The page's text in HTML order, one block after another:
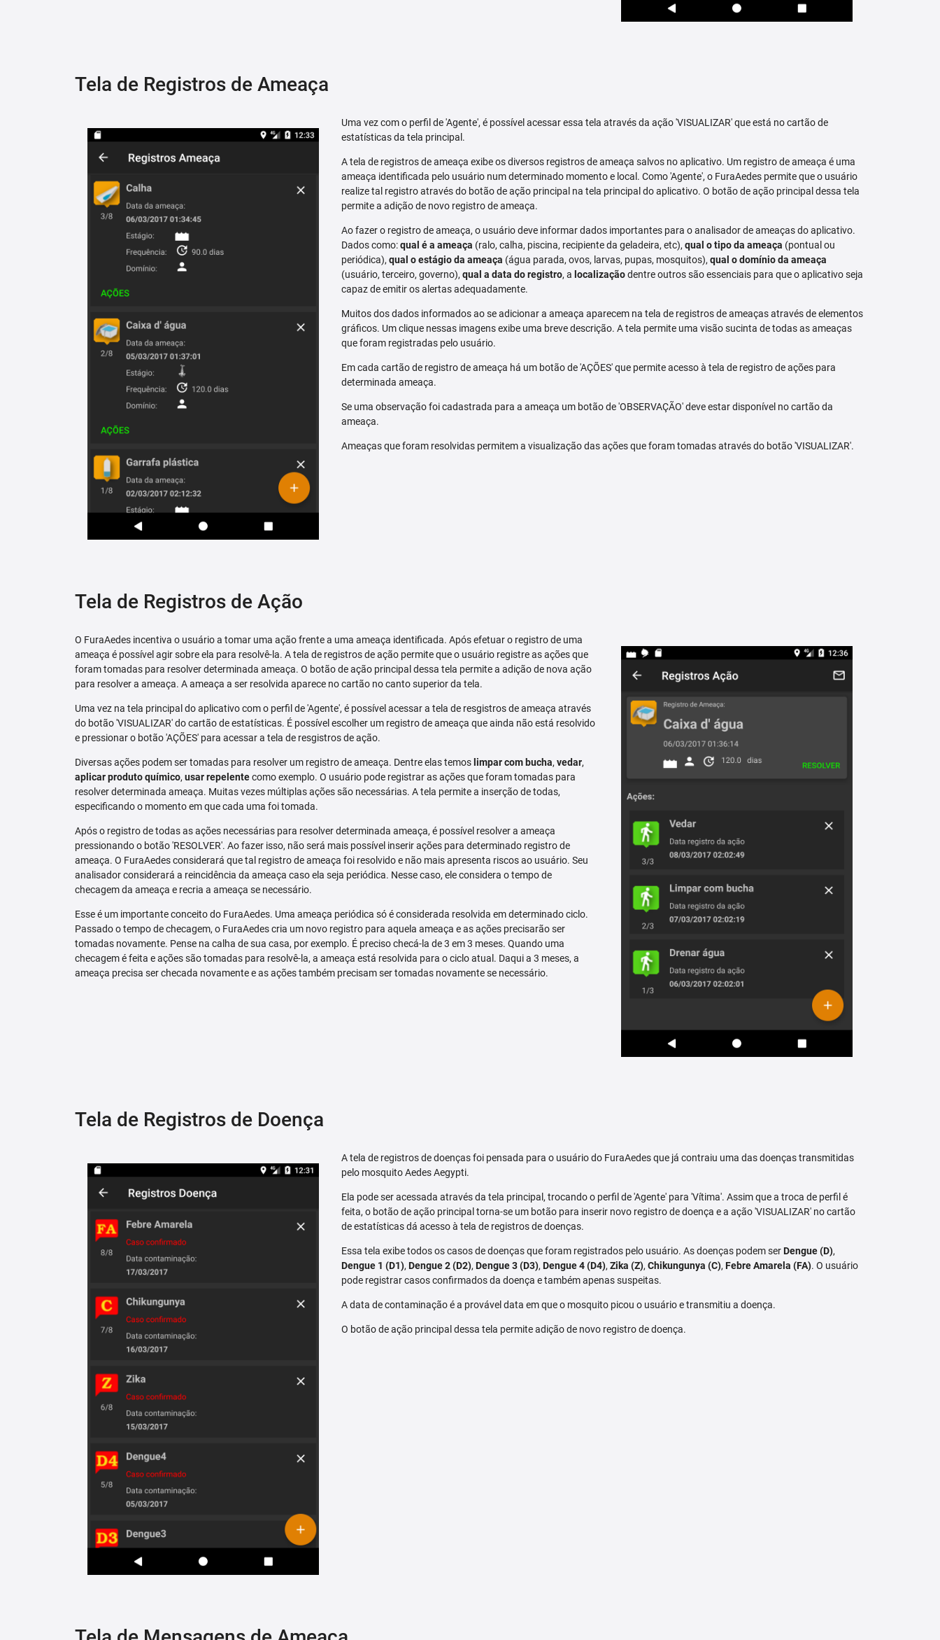
Tela de Registros de Ameaça
Uma vez com o perfil de 'Agente', é possível acessar essa tela através da ação 'VISUALIZAR' que está no cartão de
estatísticas da tela principal.
A tela de registros de ameaça exibe os diversos registros de ameaça salvos no aplicativo. Um registro de ameaça é uma
ameaça identificada pelo usuário num determinado momento e local. Como 'Agente', o FuraAedes permite que o usuário
realize tal registro através do botão de ação principal na tela principal do aplicativo. O botão de ação principal dessa tela
permite a adição de novo registro de ameaça.
Ao fazer o registro de ameaça, o usuário deve informar dados importantes para o analisador de ameaças do aplicativo.
Dados como:qual é a ameaça (ralo, calha, piscina, recipiente da geladeira, etc),qual o tipo da ameaça (pontual ou
periódica),qual o estágio da ameaça (água parada, ovos, larvas, pupas, mosquitos),qual o domínio da ameaça
(usuário, terceiro, governo),qual a data do registro, a localizaçãodentre outros são essenciais para que o aplicativo seja
capaz de emitir os alertas adequadamente.
Muitos dos dados informados ao se adicionar a ameaça aparecem na tela de registros de ameaças através de elementos
gráficos. Um clique nessas imagens exibe uma breve descrição. A tela permite uma visão sucinta de todas as ameaças
que foram registradas pelo usuário.
Em cada cartão de registro de ameaça há um botão de 'AÇÕES' que permite acesso à tela de registro de ações para
determinada ameaça.
Se uma observação foi cadastrada para a ameaça um botão de 'OBSERVAÇÃO' deve estar disponível no cartão da
ameaça.
Ameaças que foram resolvidas permitem a visualização das ações que foram tomadas através do botão 'VISUALIZAR'.
Tela de Registros de Ação
O FuraAedes incentiva o usuário a tomar uma ação frente a uma ameaça identificada. Após efetuar o registro de uma
ameaça é possível agir sobre ela para resolvê-la. A tela de registros de ação permite que o usuário registre as ações que
foram tomadas para resolver determinada ameaça. O botão de ação principal dessa tela permite a adição de nova ação
para resolver a ameaça. A ameaça a ser resolvida aparece no cartão no canto superior da tela.
Uma vez na tela principal do aplicativo com o perfil de 'Agente', é possível acessar a tela de resgistros de ameaça através
do botão 'VISUALIZAR' do cartão de estatísticas. É possível escolher um registro de ameaça que ainda não está resolvido
e pressionar o botão 'AÇÕES' para acessar a tela de resgistros de ação.
Diversas ações podem ser tomadas para resolver um registro de ameaça. Dentre elas temos limpar com bucha, vedar,
aplicar produto químico, usar repelentecomo exemplo. O usuário pode registrar as ações que foram tomadas para
resolver determinada ameaça. Muitas vezes múltiplas ações são necessárias. A tela permite a inserção de todas,
especificando o momento em que cada uma foi tomada.
Após o registro de todas as ações necessárias para resolver determinada ameaça, é possível resolver a ameaça
pressionando o botão 'RESOLVER'. Ao fazer isso, não será mais possível inserir ações para determinado registro de
ameaça. O FuraAedes considerará que tal registro de ameaça foi resolvido e não mais apresenta riscos ao usuário. Seu
analisador considerará a reincidência da ameaça caso ela seja periódica. Nesse caso, ele considera o tempo de
checagem da ameaça e recria a ameaça se necessário.
Esse é um importante conceito do FuraAedes. Uma ameaça periódica só é considerada resolvida em determinado ciclo.
Passado o tempo de checagem, o FuraAedes cria um novo registro para aquela ameaça e as ações precisarão ser
tomadas novamente. Pense na calha de sua casa, por exemplo. É preciso checá-la de 3 em 3 meses. Quando uma
checagem é feita e ações são tomadas para resolvê-la, a ameaça está resolvida para o ciclo atual. Daqui a 3 meses, a
ameaça precisa ser checada novamente e as ações também precisam ser tomadas novamente se necessário.
Tela de Registros de Doença
A tela de registros de doenças foi pensada para o usuário do FuraAedes que já contraiu uma das doenças transmitidas
pelo mosquito Aedes Aegypti.
Ela pode ser acessada através da tela principal, trocando o perfil de 'Agente' para 'Vítima'. Assim que a troca de perfil é
feita, o botão de ação principal torna-se um botão para inserir novo registro de doença e a ação 'VISUALIZAR' no cartão
de estatísticas dá acesso à tela de registros de doenças.
Essa tela exibe todos os casos de doenças que foram registrados pelo usuário. As doenças podem serDengue (D),
Dengue 1 (D1),Dengue 2 (D2),Dengue 3 (D3),Dengue 4 (D4),Zika (Z),Chikungunya (C),Febre Amarela (FA). O usuário
pode registrar casos confirmados da doença e também apenas suspeitas.
A data de contaminação é a provável data em que o mosquito picou o usuário e transmitiu a doença.
O botão de ação principal dessa tela permite adição de novo registro de doença.